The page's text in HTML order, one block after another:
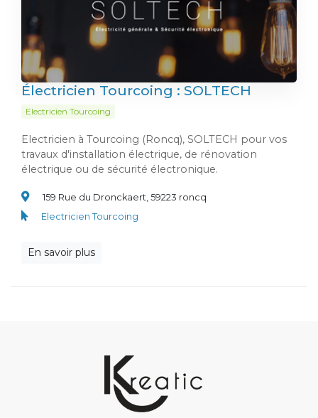
Électricien Tourcoing : SOLTECH
Electricien Tourcoing
Electricien à Tourcoing (Roncq), SOLTECH pour vos
travaux d'installation électrique, de rénovation
électrique ou de sécurité électronique.
159 Rue du Dronckaert, 59223 roncq
Electricien Tourcoing
En savoir plus